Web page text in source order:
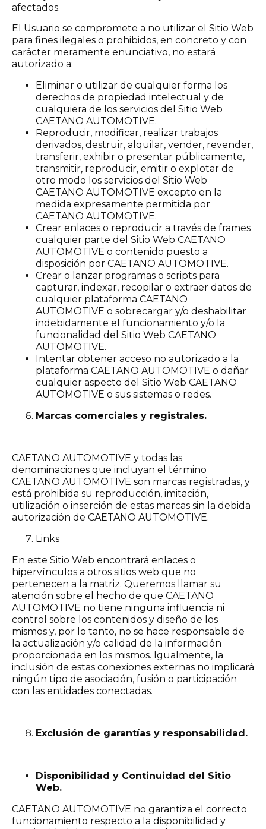
afectados.
El Usuario se compromete a no utilizar el Sitio Web
para fines ilegales o prohibidos, en concreto y con
carácter meramente enunciativo, no estará
autorizado a:
Eliminar o utilizar de cualquier forma los
derechos de propiedad intelectual y de
cualquiera de los servicios del Sitio Web
CAETANO AUTOMOTIVE.
Reproducir, modificar, realizar trabajos
derivados, destruir, alquilar, vender, revender,
transferir, exhibir o presentar públicamente,
transmitir, reproducir, emitir o explotar de
otro modo los servicios del Sitio Web
CAETANO AUTOMOTIVE excepto en la
medida expresamente permitida por
CAETANO AUTOMOTIVE.
Crear enlaces o reproducir a través de frames
cualquier parte del Sitio Web CAETANO
AUTOMOTIVE o contenido puesto a
disposición por CAETANO AUTOMOTIVE.
Crear o lanzar programas o scripts para
capturar, indexar, recopilar o extraer datos de
cualquier plataforma CAETANO
AUTOMOTIVE o sobrecargar y/o deshabilitar
indebidamente el funcionamiento y/o la
funcionalidad del Sitio Web CAETANO
AUTOMOTIVE.
Intentar obtener acceso no autorizado a la
plataforma CAETANO AUTOMOTIVE o dañar
cualquier aspecto del Sitio Web CAETANO
AUTOMOTIVE o sus sistemas o redes.
Marcas comerciales y registrales.
CAETANO AUTOMOTIVE y todas las
denominaciones que incluyan el término
CAETANO AUTOMOTIVE son marcas registradas, y
está prohibida su reproducción, imitación,
utilización o inserción de estas marcas sin la debida
autorización de CAETANO AUTOMOTIVE.
Links
En este Sitio Web encontrará enlaces o
hipervínculos a otros sitios web que no
pertenecen a la matriz. Queremos llamar su
atención sobre el hecho de que CAETANO
AUTOMOTIVE no tiene ninguna influencia ni
control sobre los contenidos y diseño de los
mismos y, por lo tanto, no se hace responsable de
la actualización y/o calidad de la información
proporcionada en los mismos. Igualmente, la
inclusión de estas conexiones externas no implicará
ningún tipo de asociación, fusión o participación
con las entidades conectadas.
Exclusión de garantías y responsabilidad.
Disponibilidad y Continuidad del Sitio
Web.
CAETANO AUTOMOTIVE no garantiza el correcto
funcionamiento respecto a la disponibilidad y